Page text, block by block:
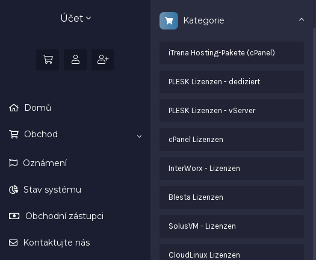
Účet
Domů
Obchod
Oznámení
Stav systému
Obchodní zástupci
Kontaktujte nás
Kategorie
iTrena Hosting-Pakete (cPanel)
PLESK Lizenzen - dediziert
PLESK Lizenzen - vServer
cPanel Lizenzen
InterWorx - Lizenzen
Blesta Lizenzen
SolusVM - Lizenzen
CloudLinux Lizenzen